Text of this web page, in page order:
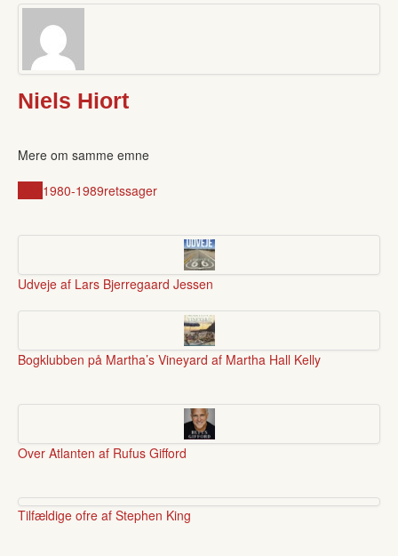
Niels Hiort
Mere om samme emne
1980-1989retssager
Udveje af Lars Bjerregaard Jessen
Bogklubben på Martha’s Vineyard af Martha Hall Kelly
Over Atlanten af Rufus Gifford
Tilfældige ofre af Stephen King